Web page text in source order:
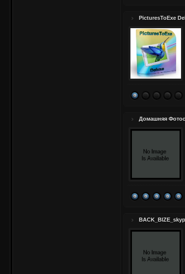
PicturesToExe
Домашняя